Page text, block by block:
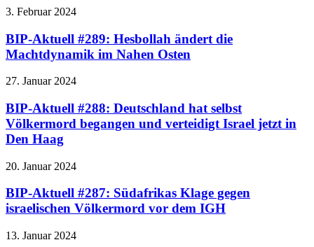
3. Februar 2024
BIP-Aktuell #289: Hesbollah ändert die
Machtdynamik im Nahen Osten
27. Januar 2024
BIP-Aktuell #288: Deutschland hat selbst
Völkermord begangen und verteidigt Israel jetzt in
Den Haag
20. Januar 2024
BIP-Aktuell #287: Südafrikas Klage gegen
israelischen Völkermord vor dem IGH
13. Januar 2024